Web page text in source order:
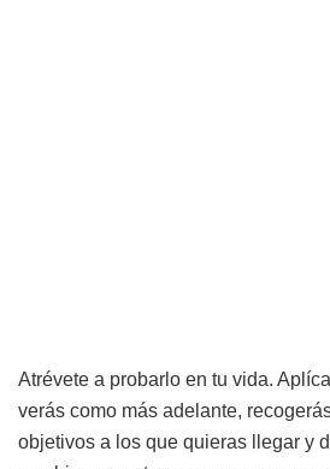
Atrévete a probarlo en tu vida.
verás como más adelante,
objetivos a los que quieras llegar y